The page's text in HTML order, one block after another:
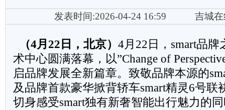
发表时间:2026-04-24 16:59 吉城
（4月 22 日，北京） 4月22日，smart品
术中心圆满落幕，以”Change of
启品牌发展全新篇章。致敬品牌本源的
及品牌首款豪华掀背轿车smart精灵6号联
切身感受smart独有新奢智能出行魅力的